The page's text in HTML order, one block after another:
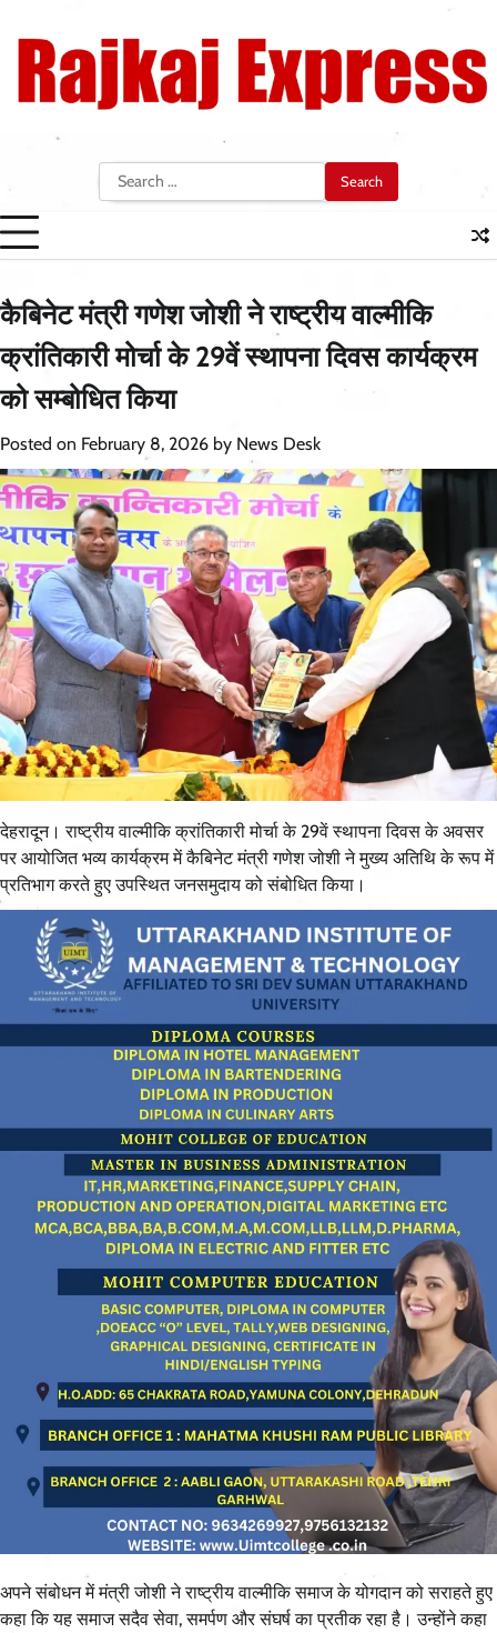
content
Search
for:
कैबिनेट मंत्री गणेश जोशी ने राष्ट्रीय वाल्मीकि
क्रांतिकारी मोर्चा के 29वें स्थापना दिवस कार्यक्रम
को सम्बोधित किया
Posted on February 8, 2026 by News Desk
देहरादून। राष्ट्रीय वाल्मीकि क्रांतिकारी मोर्चा के 29वें स्थापना दिवस के अवसर
पर आयोजित भव्य कार्यक्रम में कैबिनेट मंत्री गणेश जोशी ने मुख्य अतिथि के रूप में
प्रतिभाग करते हुए उपस्थित जनसमुदाय को संबोधित किया।
अपने संबोधन में मंत्री जोशी ने राष्ट्रीय वाल्मीकि समाज के योगदान को सराहते हुए
कहा कि यह समाज सदैव सेवा, समर्पण और संघर्ष का प्रतीक रहा है। उन्होंने कहा